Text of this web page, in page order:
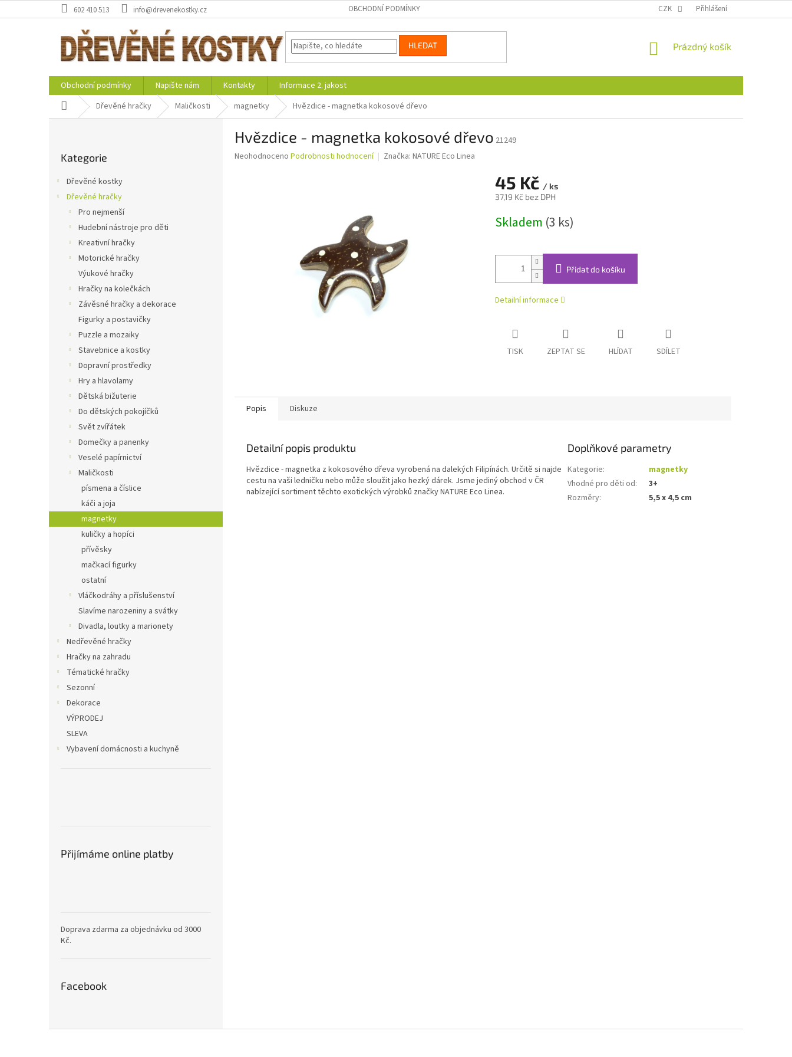
na
602 410 513 info@drevenekostky.cz OBCHODNÍ PODMÍNKY CZK Přihlášení
HLEDAT
NÁKUPNÍ
Prázdný košík
Obchodní podmínky Napište nám Kontakty
Informace 2. jakost
Domů Dřevěné hračky Maličkosti magnetky Hvězdice - magnetka kokosové dřevo
kategorie
Kategorie
Dřevěné kostky
Dřevěné hračky
Pro nejmenší
Hudební nástroje pro děti
Kreativní hračky
Motorické hračky
Výukové hračky
Hračky na kolečkách
Závěsné hračky a dekorace
Figurky a postavičky
Puzzle a mozaiky
Stavebnice a kostky
Dopravní prostředky
Hry a hlavolamy
Dětská bižuterie
Do dětských pokojíčků
Svět zvířátek
Domečky a panenky
Veselé papírnictví
Maličkosti
písmena a číslice
káči a joja
magnetky
kuličky a hopíci
přívěsky
mačkací figurky
ostatní
Vláčkodráhy a příslušenství
Slavíme narozeniny a svátky
Divadla, loutky a marionety
Nedřevěné hračky
Hračky na zahradu
Tématické hračky
Sezonní
Dekorace
VÝPRODEJ
SLEVA
Vybavení domácnosti a kuchyně
Přijímáme online platby
Doprava zdarma za objednávku od 3000
Kč.
Facebook
Hvězdice - magnetka kokosové dřevo 21249
Průměrné
Neohodnoceno Podrobnosti hodnocení Značka: NATURE Eco Linea
45 Kč / ks
37,19 Kč bez DPH
cena:
Skladem (3 ks)
Přidat do košíku
Detailní informace
TISK ZEPTAT SE HLÍDAT SDÍLET
Popis Diskuze
Detailní popis produktu
Hvězdice - magnetka z kokosového dřeva vyrobená na dalekých Filipínách. Určitě si najde
cestu na vaši ledničku nebo může sloužit jako hezký dárek. Jsme jediný obchod v ČR
nabízející sortiment těchto exotických výrobků značky NATURE Eco Linea.
Doplňkové parametry
Kategorie:
magnetky
Vhodné pro děti od:
3+
Rozměry: 5,5 x 4,5 cm